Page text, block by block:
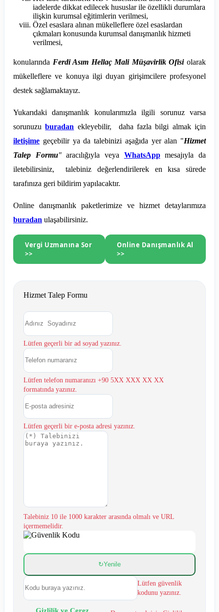
iadelerde dikkat edilecek hususlar ile özellikli durumlara
ilişkin kurumsal eğitimlerin verilmesi,
Özel esaslara alınan mükelleflere özel esaslardan
çıkmaları konusunda kurumsal danışmanlık hizmeti
verilmesi,
konularında Ferdi Asım Hellaç Mali Müşavirlik Ofisiolarak
mükelleflere ve konuya ilgi duyan girişimcilere profesyonel
destek sağlamaktayız.
Yukarıdaki danışmanlık konularımızla ilgili sorunuz varsa
sorunuzuburadan ekleyebilir, daha fazla bilgi almak için
iletişime geçebilir ya da talebinizi aşağıda yer alan "Hizmet
Talep Formu"aracılığıyla veya WhatsAppmesajıyla da
iletebilirsiniz, talebiniz değerlendirilerek en kısa sürede
tarafınıza geri bildirim yapılacaktır.
Online danışmanlık paketlerimize ve hizmet detaylarımıza
buradan ulaşabilirsiniz.
Vergi Uzmanına Sor
>>
Online Danışmanlık Al
>>
Hizmet Talep Formu
Lütfen geçerli bir ad soyad yazınız.
Lütfen telefon numaranızı +90 5XX XXX XX XX
formatında yazınız.
Lütfen geçerli bir e-posta adresi yazınız.
Talebiniz 10 ile 1000 karakter arasında olmalı ve URL
içermemelidir.
↻Yenile
Lütfen güvenlik
kodunu yazınız.
Gizlilik ve Çerez